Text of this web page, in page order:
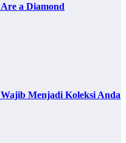
a Diamond
Menjadi Koleksi Anda